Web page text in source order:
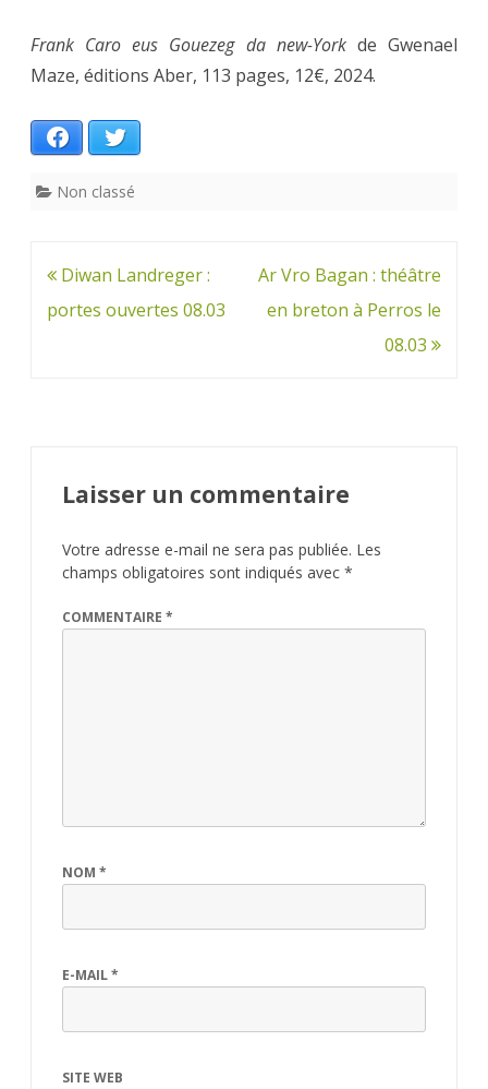
Frank Caro eus Gouezeg da new-Yorkde Gwenael
Maze, éditions Aber, 113 pages, 12€, 2024.
Facebook
Non classé
Navigation
de
Diwan Landreger :
portes ouvertes 08.03
Ar Vro Bagan : théâtre
en breton à Perros le
08.03
Laisser un commentaire
Votre adresse e-mail ne sera pas publiée. Les
champs obligatoires sont indiqués avec *
COMMENTAIRE *
NOM *
E-MAIL*
SITE WEB